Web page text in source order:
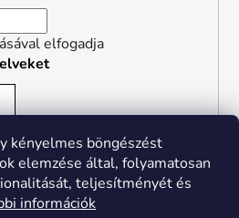
kényelmes böngészést
elemzése által, folyamatosan
teljesítményét és
információk
elfogadja